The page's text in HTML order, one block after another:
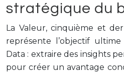
stratégique du
La Valeur, cinquième et
représente l’objectif
Data : extraire des insights
pour créer un avantage